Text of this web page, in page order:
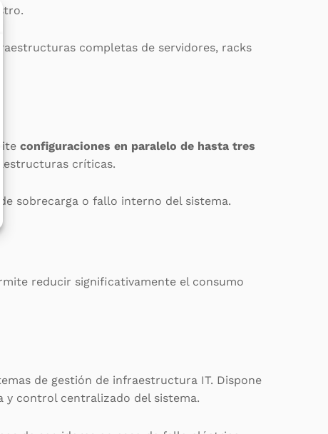
completas de servidores, racks
configuraciones en paralelo de hasta tres
críticas.
sobrecarga o fallo interno del sistema.
reducir significativamente el consumo
de gestión de infraestructura IT. Dispone
y control centralizado del sistema.